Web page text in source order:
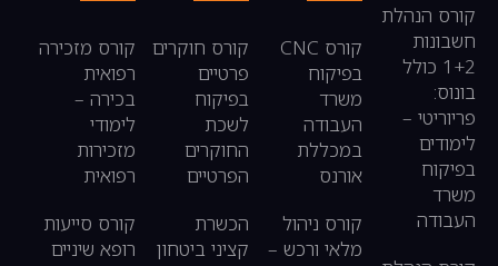
קורס הנהלת
חשבונות
1+2 כולל
בונוס:
פריוריטי –
לימודים
בפיקוח
משרד
העבודה
קורס CNC
בפיקוח
משרד
העבודה
במכללת
אורנס
קורס ניהול
מלאי ורכש –
קורס חוקרים
פרטיים
בפיקוח
לשכת
החוקרים
הפרטיים
הכשרת
קציני ביטחון
קורס מזכירה
רפואית
בכירה –
לימודי
מזכירות
רפואית
קורס סייעות
רופא שיניים